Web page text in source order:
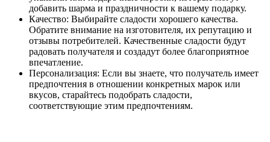
добавить шарма и праздничности к вашему подарку.
Качество: Выбирайте сладости хорошего качества.
Обратите внимание на изготовителя, их репутацию и
отзывы потребителей. Качественные сладости будут
радовать получателя и создадут более благоприятное
впечатление.
Персонализация: Если вы знаете, что получатель имеет
предпочтения в отношении конкретных марок или
вкусов, старайтесь подобрать сладости,
соответствующие этим предпочтениям.